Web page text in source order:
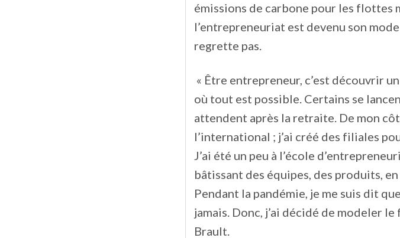
émissions de carbone pour les flottes
l’entrepreneuriat est devenu son
regrette pas.
« Être entrepreneur, c’est découvrir
où tout est possible. Certains se
attendent après la retraite. De mon
l’international ; j’ai créé des filiales
J’ai été un peu à l’école
bâtissant des équipes, des produits,
Pendant la pandémie, je me suis dit
jamais. Donc, j’ai décidé de modeler
Brault.